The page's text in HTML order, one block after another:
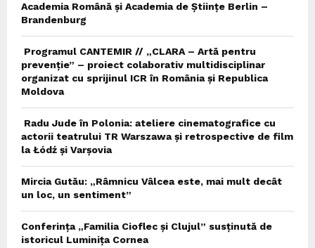
Academia Română și Academia de Științe Berlin –
Brandenburg
Programul CANTEMIR // „CLARA – Artă pentru
prevenție” – proiect colaborativ multidisciplinar
organizat cu sprijinul ICR în România și Republica
Moldova
Radu Jude în Polonia: ateliere cinematografice cu
actorii teatrului TR Warszawa și retrospective de film
la Łódź și Varșovia
Mircia Gutău: „Râmnicu Vâlcea este, mai mult decât
un loc, un sentiment”
Conferința „Familia Cioflec și Clujul” susținută de
istoricul Luminița Cornea